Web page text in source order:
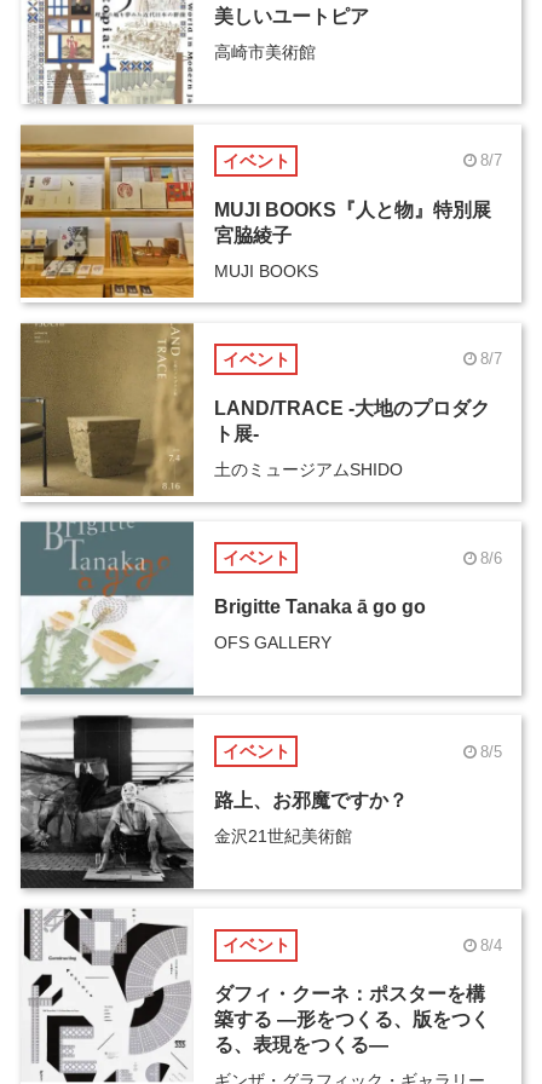
美しいユートピア
高崎市美術館
イベント 8/7
MUJI BOOKS『人と物』特別展
宮脇綾子
MUJI BOOKS
イベント 8/7
LAND/TRACE -大地のプロダク
ト展-
土のミュージアムSHIDO
イベント 8/6
Brigitte Tanaka ā go go
OFS GALLERY
イベント 8/5
路上、お邪魔ですか？
金沢21世紀美術館
イベント 8/4
ダフィ・クーネ：ポスターを構
築する ―形をつくる、版をつく
る、表現をつくる―